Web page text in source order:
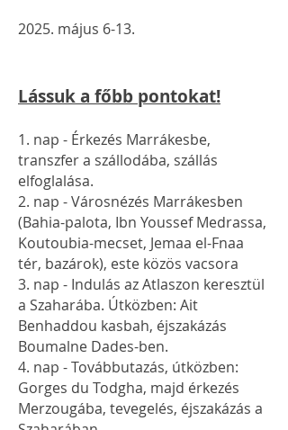
2025. május 6-13.
Lássuk a főbb pontokat!
1. nap - Érkezés Marrákesbe,
transzfer a szállodába, szállás
elfoglalása.
2. nap - Városnézés Marrákesben
(Bahia-palota, Ibn Youssef Medrassa,
Koutoubia-mecset, Jemaa el-Fnaa
tér, bazárok), este közös vacsora
3. nap - Indulás az Atlaszon keresztül
a Szaharába. Útközben: Ait
Benhaddou kasbah, éjszakázás
Boumalne Dades-ben.
4. nap - Továbbutazás, útközben:
Gorges du Todgha, majd érkezés
Merzougába, tevegelés, éjszakázás a